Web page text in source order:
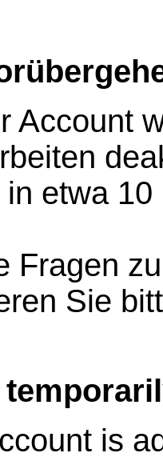
Account
in etwa
Fragen
Sie
is